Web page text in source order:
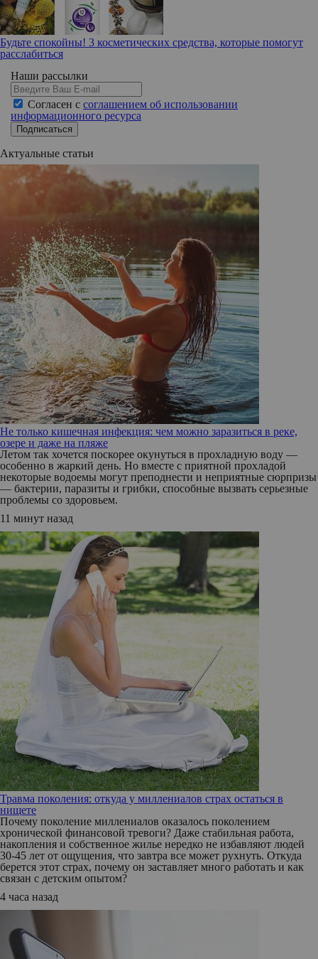
Будьте спокойны! 3 косметических средства, которые помогут
расслабиться
Наши рассылки
Согласен с соглашением об использовании
информационного ресурса
Подписаться
Актуальные статьи
Не только кишечная инфекция: чем можно заразиться в реке,
озере и даже на пляже
Летом так хочется поскорее окунуться в прохладную воду —
особенно в жаркий день. Но вместе с приятной прохладой
некоторые водоемы могут преподнести и неприятные сюрпризы
— бактерии, паразиты и грибки, способные вызвать серьезные
проблемы со здоровьем.
11 минут назад
Травма поколения: откуда у миллениалов страх остаться в
нищете
Почему поколение миллениалов оказалось поколением
хронической финансовой тревоги? Даже стабильная работа,
накопления и собственное жилье нередко не избавляют людей
30-45 лет от ощущения, что завтра все может рухнуть. Откуда
берется этот страх, почему он заставляет много работать и как
связан с детским опытом?
4 часа назад